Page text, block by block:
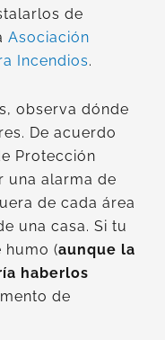
de
Asociación
Incendios.
observa dónde
De acuerdo
Protección
una alarma de
de cada área
una casa. Si tu
humo (aunque la
haberlos
de